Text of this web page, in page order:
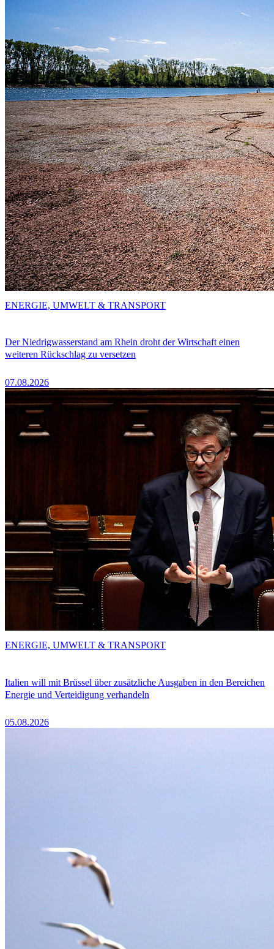
Der Niedrigwasserstand am Rhein droht der Wirtschaft einen
weiteren Rückschlag zu versetzen
07.08.2026
ENERGIE, UMWELT & TRANSPORT
Italien will mit Brüssel über zusätzliche Ausgaben in den Bereichen
Energie und Verteidigung verhandeln
05.08.2026
ENERGIE, UMWELT & TRANSPORT